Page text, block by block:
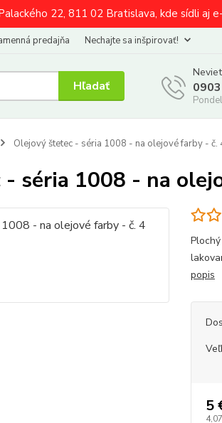
22, 811 02 Bratislava, kde sídli aj
predajňa Nechajte sa inšpirovať!
Hľadať
Olejový štetec - séria 1008 - na olejové farby - č.
séria 1008 - na
popis
5